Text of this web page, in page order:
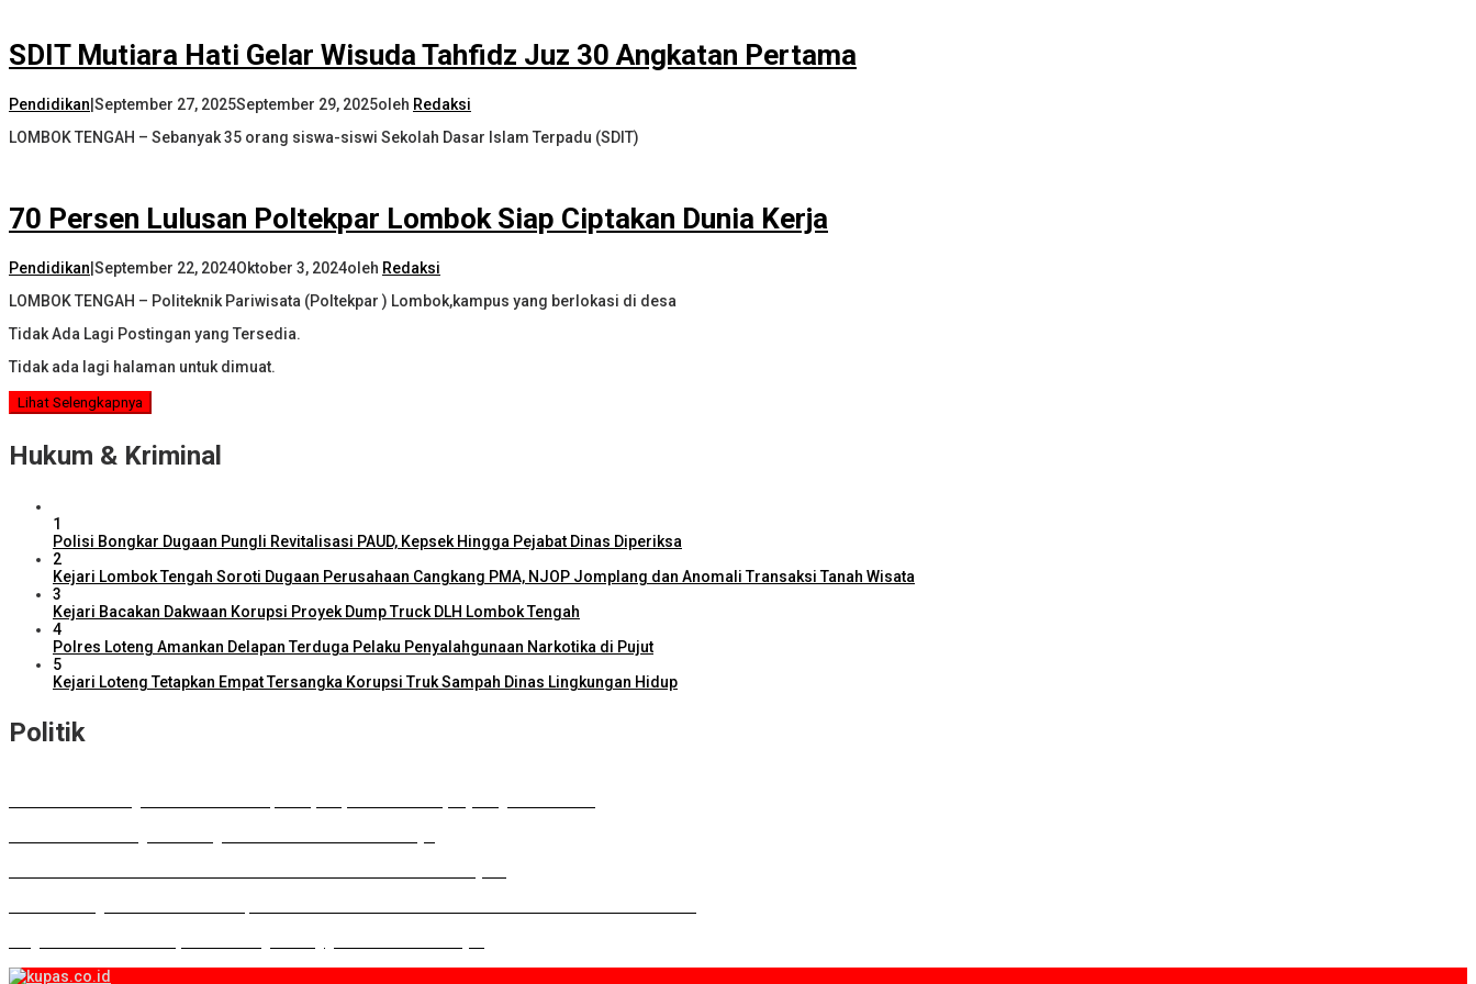
SDIT Mutiara Hati Gelar Wisuda Tahfidz Juz 30 Angkatan Pertama
Pendidikan September 27, 2025September 29, 2025oleh Redaksi
LOMBOK TENGAH – Sebanyak 35 orang siswa-siswi Sekolah Dasar Islam Terpadu (SDIT)
70 Persen Lulusan Poltekpar Lombok Siap Ciptakan Dunia Kerja
Pendidikan September 22, 2024Oktober 3, 2024oleh Redaksi
LOMBOK TENGAH – Politeknik Pariwisata (Poltekpar ) Lombok,kampus yang berlokasi di desa
Tidak Ada Lagi Postingan yang Tersedia.
Tidak ada lagi halaman untuk dimuat.
Lihat Selengkapnya
Hukum & Kriminal
1
Polisi Bongkar Dugaan Pungli Revitalisasi PAUD, Kepsek Hingga Pejabat Dinas Diperiksa
2
Kejari Lombok Tengah Soroti Dugaan Perusahaan Cangkang PMA, NJOP Jomplang dan Anomali Transaksi Tanah Wisata
3
Kejari Bacakan Dakwaan Korupsi Proyek Dump Truck DLH Lombok Tengah
4
Polres Loteng Amankan Delapan Terduga Pelaku Penyalahgunaan Narkotika di Pujut
5
Kejari Loteng Tetapkan Empat Tersangka Korupsi Truk Sampah Dinas Lingkungan Hidup
Politik